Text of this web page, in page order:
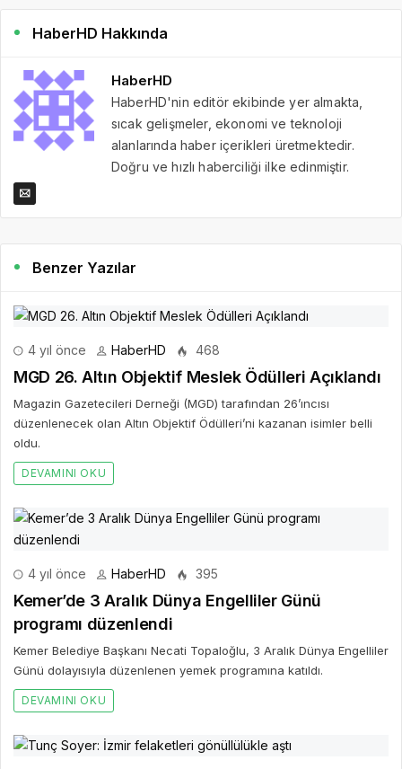
HaberHD Hakkında
HaberHD
HaberHD'nin editör ekibinde yer almakta,
sıcak gelişmeler, ekonomi ve teknoloji
alanlarında haber içerikleri üretmektedir.
Doğru ve hızlı haberciliği ilke edinmiştir.
Benzer Yazılar
4 yıl önce HaberHD 468
MGD 26. Altın Objektif Meslek Ödülleri Açıklandı
Magazin Gazetecileri Derneği (MGD) tarafından 26’ıncısı
düzenlenecek olan Altın Objektif Ödülleri’ni kazanan isimler belli
oldu.
DEVAMINI OKU
4 yıl önce HaberHD 395
Kemer’de 3 Aralık Dünya Engelliler Günü
programı düzenlendi
Kemer Belediye Başkanı Necati Topaloğlu, 3 Aralık Dünya Engelliler
Günü dolayısıyla düzenlenen yemek programına katıldı.
DEVAMINI OKU